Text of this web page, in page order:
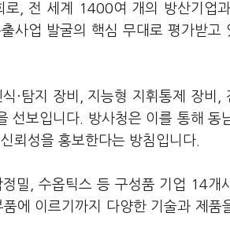
로, 전 세계 1400여 개의 방산기업
사업 발굴의 핵심 무대로 평가받고
·탐지 장비, 지능형 지휘통제 장비,
선보입니다. 방사청은 이를 통해 동
뢰성을 홍보한다는 방침입니다.
밀, 수옵틱스 등 구성품 기업 14개
에 이르기까지 다양한 기술과 제품